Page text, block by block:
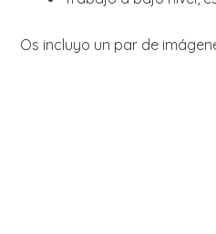
Os incluyo un par de